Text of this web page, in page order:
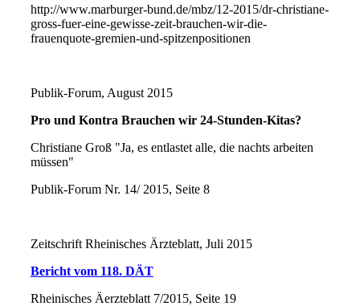
http://www.marburger-bund.de/mbz/12-2015/dr-christiane-
gross-fuer-eine-gewisse-zeit-brauchen-wir-die-
frauenquote-gremien-und-spitzenpositionen
Publik-Forum, August 2015
Pro und Kontra Brauchen wir 24-Stunden-Kitas?
Christiane Groß "Ja, es entlastet alle, die nachts arbeiten
müssen"
Publik-Forum Nr. 14/ 2015, Seite 8
Zeitschrift Rheinisches Ärzteblatt, Juli 2015
Bericht vom 118. DÄT
Rheinisches Äerzteblatt 7/2015, Seite 19